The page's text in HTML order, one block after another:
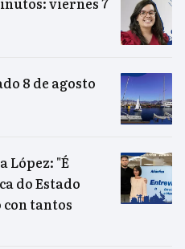
8 de agosto
López: "É
do Estado
tantos